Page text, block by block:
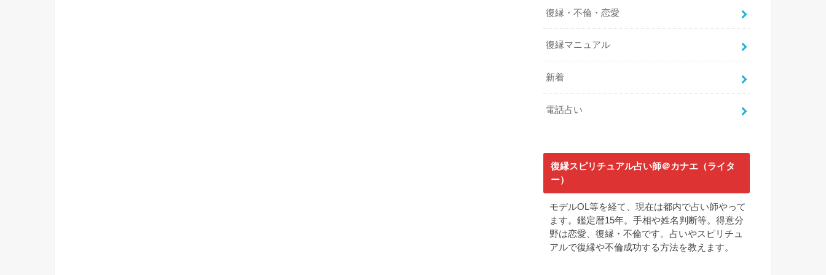
復縁・不倫・恋愛
復縁マニュアル
新着
電話占い
復縁スピリチュアル占い師＠カナエ（ライタ
ー）
モデルOL等を経て、現在は都内で占い師やって
ます。鑑定暦15年。手相や姓名判断等。得意分
野は恋愛、復縁・不倫です。占いやスピリチュ
アルで復縁や不倫成功する方法を教えます。